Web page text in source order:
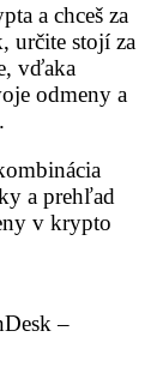
a chceš za
určite stojí za
vďaka
odmeny a
a prehľad
v krypto
–